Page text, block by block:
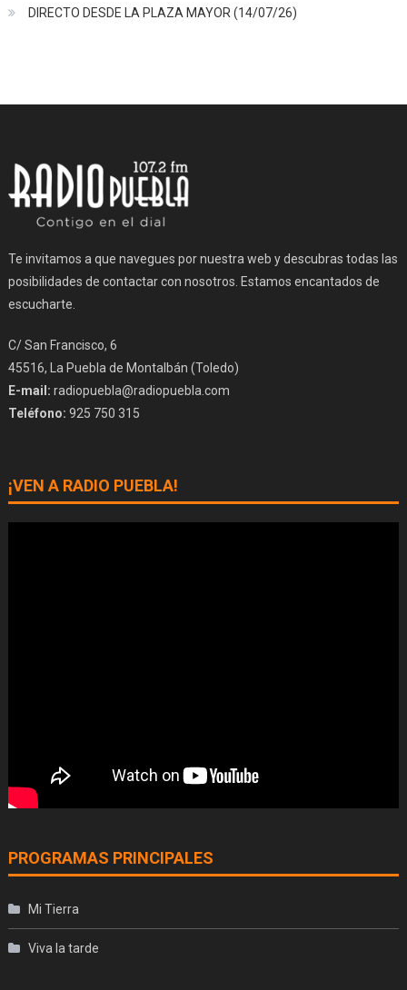
DIRECTO DESDE LA PLAZA MAYOR (14/07/26)
Te invitamos a que navegues por nuestra web y descubras todas las
posibilidades de contactar con nosotros. Estamos encantados de
escucharte.
C/ San Francisco, 6
45516, La Puebla de Montalbán (Toledo)
E-mail: radiopuebla@radiopuebla.com
Teléfono: 925 750 315
¡VEN A RADIO PUEBLA!
PROGRAMAS PRINCIPALES
Mi Tierra
Viva la tarde